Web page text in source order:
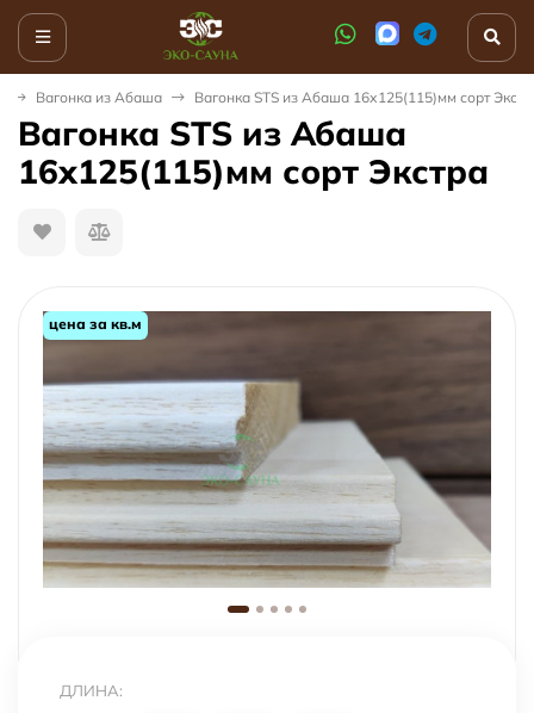
Вагонка из Абаша Вагонка STS из Абаша 16х125(115)мм сорт
Вагонка STS из Абаша
16х125(115)мм сорт Экстра
цена за кв.м
ДЛИНА: